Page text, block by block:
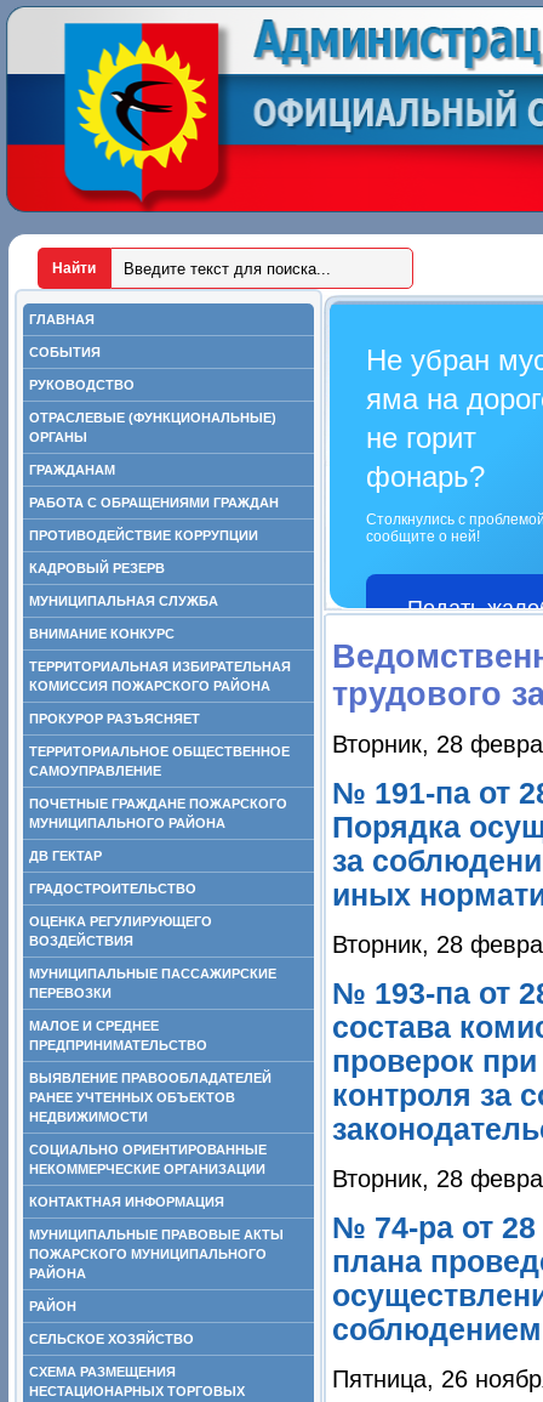
ГЛАВНАЯ
СОБЫТИЯ
РУКОВОДСТВО
ОТРАСЛЕВЫЕ (ФУНКЦИОНАЛЬНЫЕ)
ОРГАНЫ
ГРАЖДАНАМ
РАБОТА С ОБРАЩЕНИЯМИ ГРАЖДАН
ПРОТИВОДЕЙСТВИЕ КОРРУПЦИИ
КАДРОВЫЙ РЕЗЕРВ
МУНИЦИПАЛЬНАЯ СЛУЖБА
ВНИМАНИЕ КОНКУРС
ТЕРРИТОРИАЛЬНАЯ ИЗБИРАТЕЛЬНАЯ
КОМИССИЯ ПОЖАРСКОГО РАЙОНА
ПРОКУРОР РАЗЪЯСНЯЕТ
ТЕРРИТОРИАЛЬНОЕ ОБЩЕСТВЕННОЕ
САМОУПРАВЛЕНИЕ
ПОЧЕТНЫЕ ГРАЖДАНЕ ПОЖАРСКОГО
МУНИЦИПАЛЬНОГО РАЙОНА
ДВ ГЕКТАР
ГРАДОСТРОИТЕЛЬСТВО
ОЦЕНКА РЕГУЛИРУЮЩЕГО
ВОЗДЕЙСТВИЯ
МУНИЦИПАЛЬНЫЕ ПАССАЖИРСКИЕ
ПЕРЕВОЗКИ
МАЛОЕ И СРЕДНЕЕ
ПРЕДПРИНИМАТЕЛЬСТВО
ВЫЯВЛЕНИЕ ПРАВООБЛАДАТЕЛЕЙ
РАНЕЕ УЧТЕННЫХ ОБЪЕКТОВ
НЕДВИЖИМОСТИ
СОЦИАЛЬНО ОРИЕНТИРОВАННЫЕ
НЕКОММЕРЧЕСКИЕ ОРГАНИЗАЦИИ
КОНТАКТНАЯ ИНФОРМАЦИЯ
МУНИЦИПАЛЬНЫЕ ПРАВОВЫЕ АКТЫ
ПОЖАРСКОГО МУНИЦИПАЛЬНОГО
РАЙОНА
РАЙОН
СЕЛЬСКОЕ ХОЗЯЙСТВО
СХЕМА РАЗМЕЩЕНИЯ
НЕСТАЦИОНАРНЫХ ТОРГОВЫХ
Не убран
яма на
не горит
фонарь?
Столкнулись с
сообщите о ней!
Подать
трудового
Вторник, 28
№ 191-па от
Порядка
за
иных
Вторник, 28
№ 193-па от
состава
проверок
контроля за
Вторник, 28
№ 74-ра от
плана
соблюдением
Пятница, 26